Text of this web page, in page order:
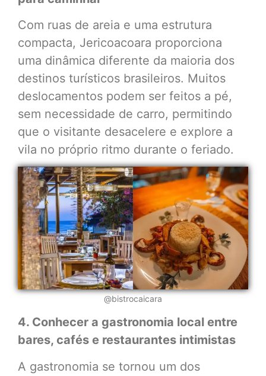
Com ruas de areia e uma estrutura
compacta, Jericoacoara proporciona
uma dinâmica diferente da maioria dos
destinos turísticos brasileiros. Muitos
deslocamentos podem ser feitos a pé,
sem necessidade de carro, permitindo
que o visitante desacelere e explore a
vila no próprio ritmo durante o feriado.
@bistrocaicara
4. Conhecer a gastronomia local entre
bares, cafés e restaurantes intimistas
A gastronomia se tornou um dos